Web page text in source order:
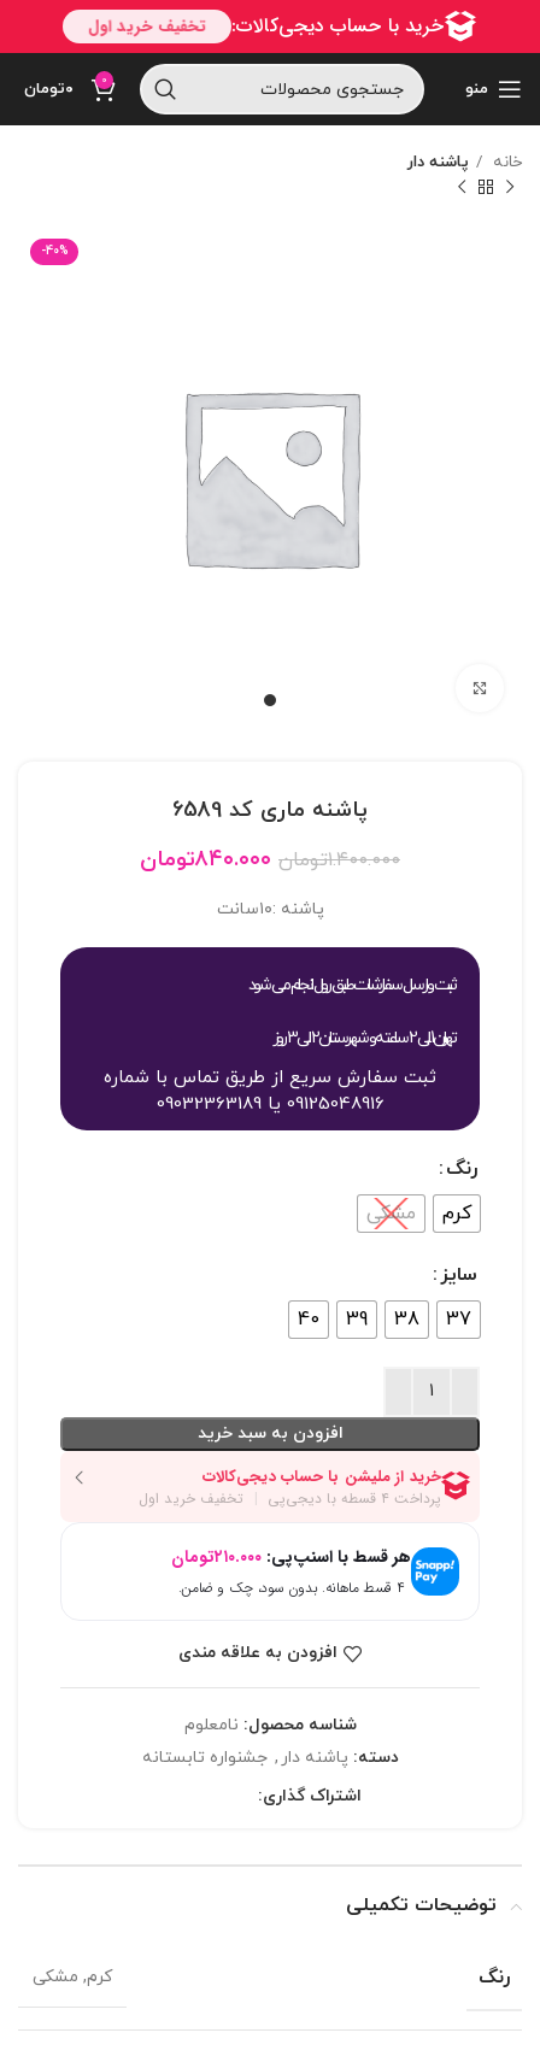
منو 0 ۰تومان
خانه پاشنه دار
-40%
پاشنه ماری کد 6589
۱.۴۰۰.۰۰۰تومان ۸۴۰.۰۰۰تومان
پاشنه :۱۰سانت
ثبت و ارسال سفارشات طبق روال انجام می شود
تهران 1 الی 2 ساعته و شهرستان 2 الی 3 روز
ثبت سفارش سریع از طریق تماس با شماره
09125048916 یا 09032363189
رنگ
کرم
مشکی
سایز
37
38
39
40
افزودن به سبد خرید
هر قسط با اسنپ‌پی: ۲۱۰.۰۰۰تومان
۴ قسط ماهانه. بدون سود، چک و ضامن.
افزودن به علاقه مندی
شناسه محصول: نامعلوم
دسته: پاشنه دار , جشنواره تابستانه
اشتراک گذاری:
توضیحات تکمیلی
رنگ کرم, مشکی